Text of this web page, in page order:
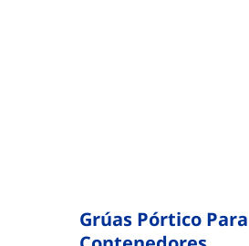
Grúas Pórtico Para